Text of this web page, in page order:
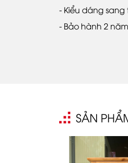
- Kiểu dáng
- Bảo hành 2
SẢN